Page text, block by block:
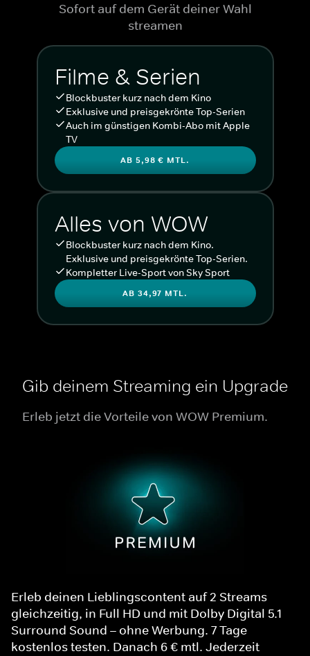
Sofort auf dem Gerät deiner Wahl
streamen
Filme & Serien
Blockbuster kurz nach dem Kino
Exklusive und preisgekrönte Top-Serien
Auch im günstigen Kombi-Abo mit Apple
TV
AB 5,98 € MTL.
Alles von WOW
Blockbuster kurz nach dem Kino.
Exklusive und preisgekrönte Top-Serien.
Kompletter Live-Sport von Sky Sport
AB 34,97 MTL.
Gib deinem Streaming ein Upgrade
Erleb jetzt die Vorteile von WOW Premium.
Erleb deinen Lieblingscontent auf 2 Streams
gleichzeitig, in Full HD und mit Dolby Digital 5.1
Surround Sound – ohne Werbung. 7 Tage
kostenlos testen. Danach 6 € mtl. Jederzeit